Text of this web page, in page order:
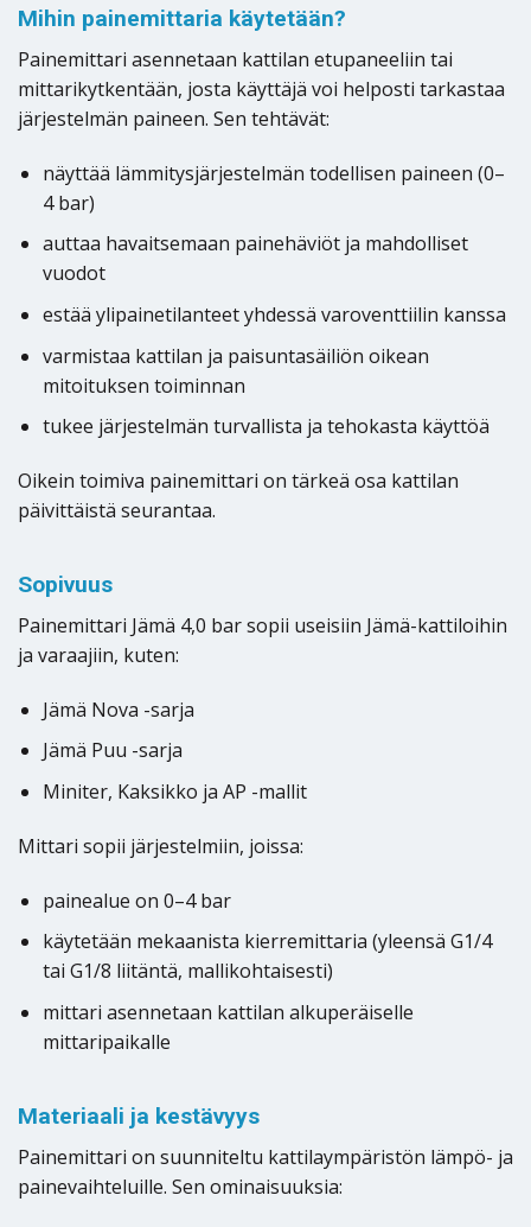
Mihin painemittaria käytetään?
Painemittari asennetaan kattilan etupaneeliin tai
mittarikytkentään, josta käyttäjä voi helposti tarkastaa
järjestelmän paineen. Sen tehtävät:
näyttää lämmitysjärjestelmän todellisen paineen (0–
4 bar)
auttaa havaitsemaan painehäviöt ja mahdolliset
vuodot
estää ylipainetilanteet yhdessä varoventtiilin kanssa
varmistaa kattilan ja paisuntasäiliön oikean
mitoituksen toiminnan
tukee järjestelmän turvallista ja tehokasta käyttöä
Oikein toimiva painemittari on tärkeä osa kattilan
päivittäistä seurantaa.
Sopivuus
Painemittari Jämä 4,0 bar sopii useisiin Jämä-kattiloihin
ja varaajiin, kuten:
Jämä Nova -sarja
Jämä Puu -sarja
Miniter, Kaksikko ja AP -mallit
Mittari sopii järjestelmiin, joissa:
painealue on 0–4 bar
käytetään mekaanista kierremittaria (yleensä G1/4
tai G1/8 liitäntä, mallikohtaisesti)
mittari asennetaan kattilan alkuperäiselle
mittaripaikalle
Materiaali ja kestävyys
Painemittari on suunniteltu kattilaympäristön lämpö- ja
painevaihteluille. Sen ominaisuuksia: